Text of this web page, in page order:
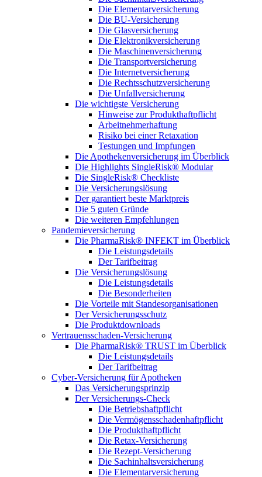
Die Elementarversicherung
Die BU-Versicherung
Die Glasversicherung
Die Elektronikversicherung
Die Maschinenversicherung
Die Transportversicherung
Die Internetversicherung
Die Rechtsschutzversicherung
Die Unfallversicherung
Die wichtigste Versicherung
Hinweise zur Produkthaftpflicht
Arbeitnehmerhaftung
Risiko bei einer Retaxation
Testungen und Impfungen
Die Apothekenversicherung im Überblick
Die Highlights SingleRisk® Modular
Die SingleRisk® Checkliste
Die Versicherungslösung
Der garantiert beste Marktpreis
Die 5 guten Gründe
Die weiteren Empfehlungen
Pandemieversicherung
Die PharmaRisk® INFEKT im Überblick
Die Leistungsdetails
Der Tarifbeitrag
Die Versicherungslösung
Die Leistungsdetails
Die Besonderheiten
Die Vorteile mit Standesorganisationen
Der Versicherungsschutz
Die Produktdownloads
Vertrauensschaden-Versicherung
Die PharmaRisk® TRUST im Überblick
Die Leistungsdetails
Der Tarifbeitrag
Cyber-Versicherung für Apotheken
Das Versicherungsprinzip
Der Versicherungs-Check
Die Betriebshaftpflicht
Die Vermögensschadenhaftpflicht
Die Produkthaftpflicht
Die Retax-Versicherung
Die Rezept-Versicherung
Die Sachinhaltsversicherung
Die Elementarversicherung